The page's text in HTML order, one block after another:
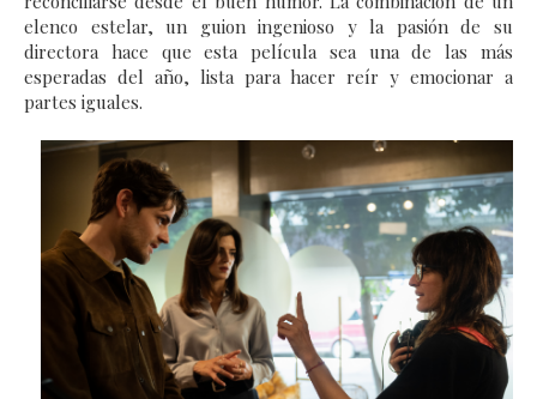
elenco estelar, un guion ingenioso y la pasión de su
directora hace que esta película sea una de las más
esperadas del año, lista para hacer reír y emocionar a
partes iguales.